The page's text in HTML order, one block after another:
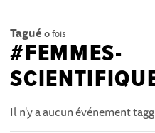
Tagué 0fois
#FEMMES-
Il n'y a aucun événement